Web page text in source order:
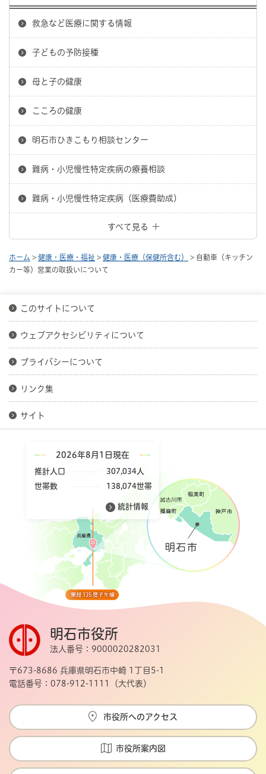
救急など医療に関する情報
子どもの予防接種
母と子の健康
こころの健康
明石市ひきこもり相談センター
難病・小児慢性特定疾病の療養相談
難病・小児慢性特定疾病（医療費助成）
すべて見る
ホーム > 健康・医療・福祉 > 健康・医療（保健所含む）
> 自動車（キッチン
カー等）営業の取扱いについて
このサイトについて
ウェブアクセシビリティについて
プライバシーについて
リンク集
サイト
2026年8月1日現在
推計人口
307,034人
世帯数
138,074世帯
統計情報
明石市役所
法人番号：9000020282031
〒673-8686 兵庫県明石市中崎 1丁目5-1
電話番号：078-912-1111（大代表）
市役所へのアクセス
市役所案内図